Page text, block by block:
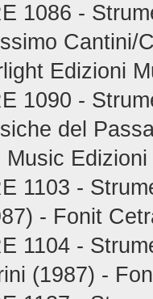
1086 -
Cantini/
Edizioni
1090 -
del
Music
1103 -
- Fonit
1104 -
(1987) -